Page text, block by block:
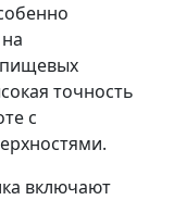
точность
с
включают